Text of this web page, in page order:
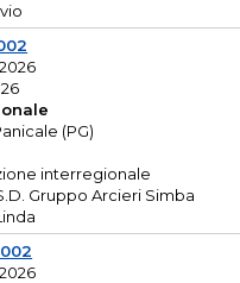
(PG)
interregionale
Gruppo Arcieri Simba